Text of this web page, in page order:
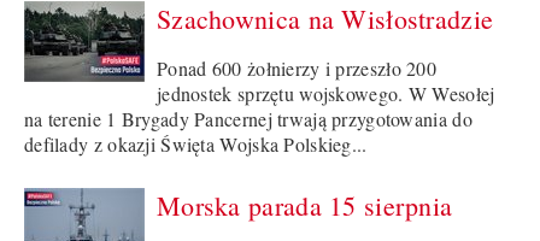
Szachownica na Wisłostradzie
Ponad 600 żołnierzy i przeszło 200
jednostek sprzętu wojskowego. W Wesołej
na terenie 1 Brygady Pancernej trwają przygotowania do
defilady z okazji Święta Wojska Polskieg...
Morska parada 15 sierpnia